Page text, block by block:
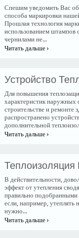
Спешим уведомить Вас
способа маркировки
Прошлая технология
использованием штампов
чернилами не...
Читать дальше ›
Устройство
Для повышения
характеристик наружных
строительстве и ремонте
распространено
дополнительной
Читать дальше ›
В действительности,
эффект от утепления
правильно подобранными
если, например, утеплять
нужно...
Читать дальше ›